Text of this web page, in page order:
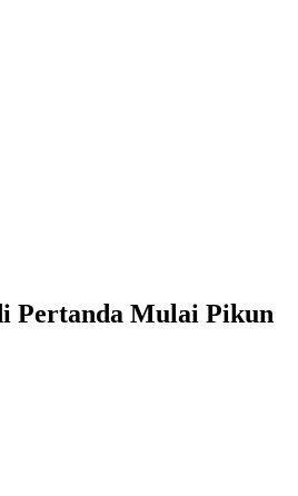
Pertanda Mulai Pikun